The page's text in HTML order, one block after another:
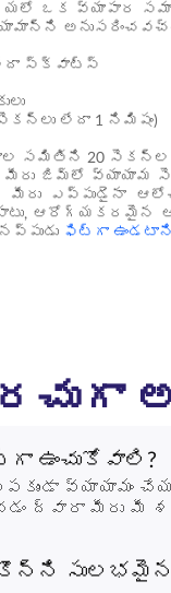
ఒక వ్యాపార
స్క్వాట్స్
సెకన్లు లేదా 1 నిమిషం)
సమితిని 20 సెకన్ల
జిమ్‌లో వ్యాయామ
మీరు ఎప్పుడైనా
పాటు, ఆరోగ్యకరమైన
ఫిట్‌గా
ఉంచుకోవాలి?
వ్యాయామం
ద్వారా మీరు మీ